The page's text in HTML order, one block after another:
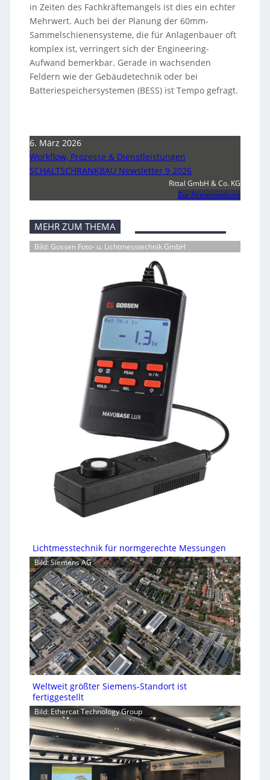
in Zeiten des Fachkräftemangels ist dies ein echter
Mehrwert. Auch bei der Planung der 60mm-
Sammelschienensysteme, die für Anlagenbauer oft
komplex ist, verringert sich der Engineering-
Aufwand bemerkbar. Gerade in wachsenden
Feldern wie der Gebäudetechnik oder bei
Batteriespeichersystemen (BESS) ist Tempo gefragt.
6. März 2026
Workflow, Prozesse & Dienstleistungen
SCHALTSCHRANKBAU Newsletter 9 2026
Rittal GmbH & Co. KG
Zur Firmenwebsite
MEHR ZUM THEMA
Bild: Gossen Foto- u. Lichtmesstechnik GmbH
Lichtmesstechnik für normgerechte Messungen
Bild: Siemens AG
Weltweit größter Siemens-Standort ist
fertiggestellt
Bild: Ethercat Technology Group